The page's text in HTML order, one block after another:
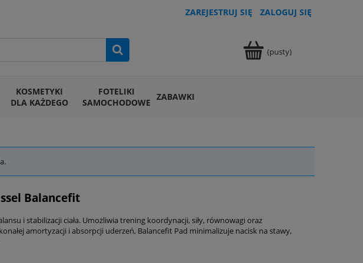
ZAREJESTRUJ SIĘ ZALOGUJ SIĘ
(pusty)
KOSMETYKI
DLA KAŻDEGO
FOTELIKI
SAMOCHODOWE ZABAWKI
Balancefit
i stabilizacji ciała. Umożliwia trening koordynacji, siły, równowagi oraz
amortyzacji i absorpcji uderzeń, Balancefit Pad minimalizuje nacisk na stawy,